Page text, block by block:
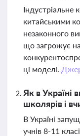
китайськими
незаконного
що загрожує
ці моделі.
Як в Україні
школярів і
В Україні
учнів 8-11